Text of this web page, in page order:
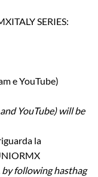
SERIES:
e YouTube)
YouTube) will be
la
by following hasthag